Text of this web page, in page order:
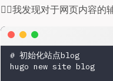
👉🏻我发现对于网页内容
# 初始化站点blog
hugo new site blog